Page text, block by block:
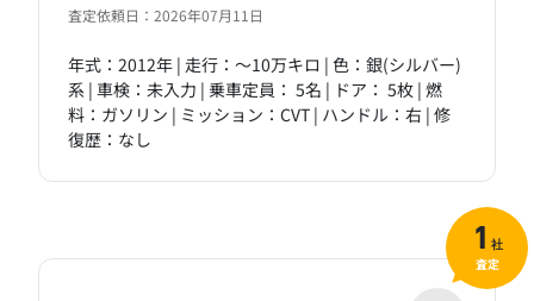
査定依頼日：2026年07月11日
年式：2012年 | 走行：～10万キロ | 色：銀(シルバー)
系 | 車検：未入力 | 乗車定員： 5名 | ドア： 5枚 | 燃
料：ガソリン | ミッション：CVT | ハンドル：右 | 修
復歴：なし
1 社
査定